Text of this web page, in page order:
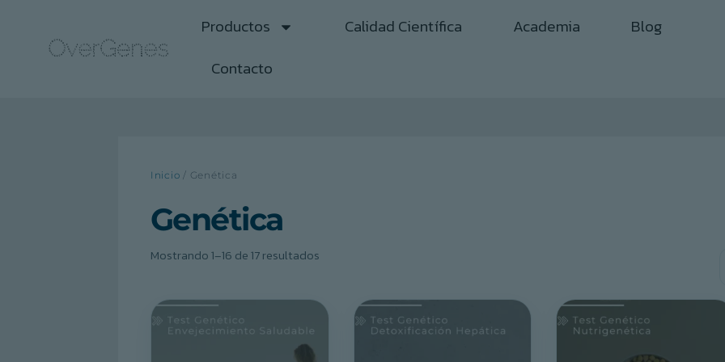
Productos Calidad Científica Academia
Blog
Contacto
Inicio / Genética
Genética
Mostrando 1–16 de 17 resultados